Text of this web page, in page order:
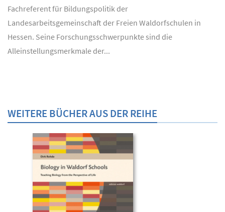
Fachreferent für Bildungspolitik der
Landesarbeitsgemeinschaft der Freien Waldorfschulen in
Hessen. Seine Forschungsschwerpunkte sind die
Alleinstellungsmerkmale der...
WEITERE BÜCHER AUS DER REIHE